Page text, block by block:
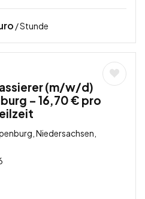
/ Stunde
(m/w/d)
– 16,70 € pro
Niedersachsen,